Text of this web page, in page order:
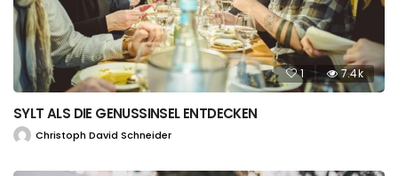
1 7.4k
SYLT ALS DIE GENUSSINSEL ENTDECKEN
Christoph David Schneider